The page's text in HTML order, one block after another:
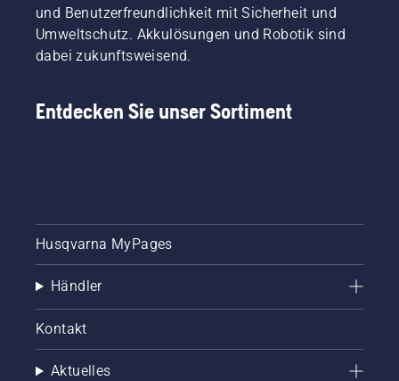
Sie
dafür?
und Benutzerfreundlichkeit mit Sicherheit und
Umweltschutz. Akkulösungen und Robotik sind
dabei zukunftsweisend.
Entdecken Sie unser Sortiment
Husqvarna MyPages
Händler
Kontakt
Aktuelles